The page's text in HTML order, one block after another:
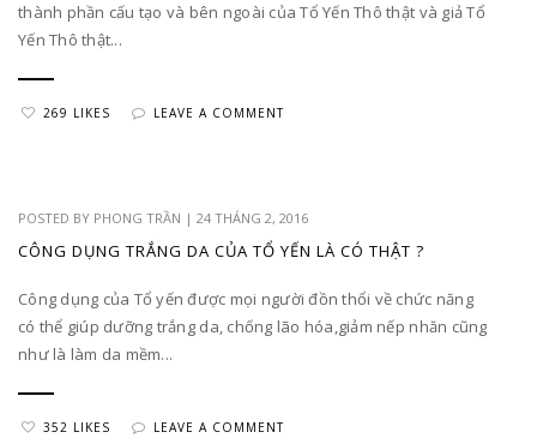
thành phần cấu tạo và bên ngoài của Tổ Yến Thô thật và giả Tổ
Yến Thô thật...
269 LIKES LEAVE A COMMENT
POSTED BY PHONG TRẦN | 24 THÁNG 2, 2016
CÔNG DỤNG TRẮNG DA CỦA TỔ YẾN LÀ CÓ THẬT ?
Công dụng của Tổ yến được mọi người đồn thổi về chức năng
có thể giúp dưỡng trắng da, chống lão hóa,giảm nếp nhăn cũng
như là làm da mềm...
352 LIKES LEAVE A COMMENT